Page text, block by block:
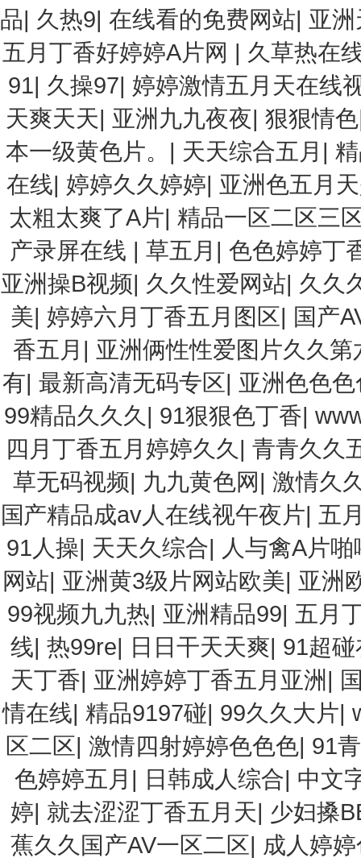
品| 久热9| 在线看的免费网站| 亚
五月丁香好婷婷A片网 | 久草热在
91| 久操97| 婷婷激情五月天在线
天爽天天| 亚洲九九夜夜| 狠狠情色
本一级黄色片。 | 天天综合五月 |
在线| 婷婷久久婷婷| 亚洲色五月
太粗太爽了A片| 精品一区二区三
产录屏在线 | 草五月 | 色色婷婷丁
亚洲操B视频| 久久性爱网站| 久久
美| 婷婷六月丁香五月图区| 国产
香五月 | 亚洲俩性性爱图片久久第
有| 最新高清无码专区| 亚洲色色
99精品久久久 | 91狠狠色丁香|
四月丁香五月婷婷久久 | 青青久久
草无码视频| 九九黄色网|激情久
国产精品成av人在线视午夜片| 五
91人操| 天天久综合| 人与禽A片啪
网站| 亚洲黄3级片网站欧美| 亚洲
99视频九九热| 亚洲精品99| 五月
线|热99re| 日日干天天爽| 91超
天丁香| 亚洲婷婷丁香五月亚洲 |
情在线|精品9197碰| 99久久大片|
区二区| 激情四射婷婷色色色| 91
色婷婷五月 | 日韩成人综合| 中文
婷| 就去涩涩丁香五月天| 少妇搡
蕉久久国产AV一区二区| 成人婷